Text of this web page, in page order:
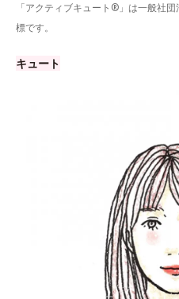
「アクティブキュート®」は一般社
標です。
キュート